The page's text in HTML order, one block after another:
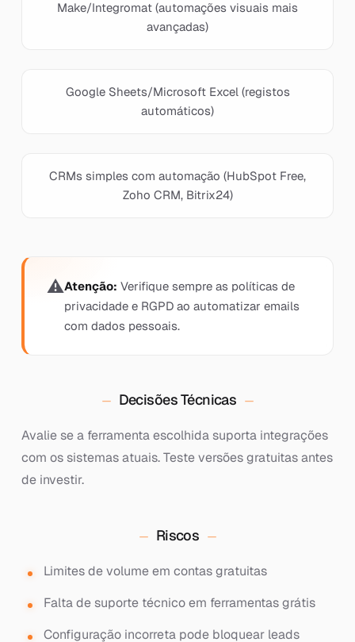
Make/Integromat (automações visuais mais
avançadas)
Google Sheets/Microsoft Excel (registos
automáticos)
CRMs simples com automação (HubSpot Free,
Zoho CRM, Bitrix24)
Atenção: Verifique sempre as políticas de
privacidade e RGPD ao automatizar emails
com dados pessoais.
Decisões Técnicas
Avalie se a ferramenta escolhida suporta integrações
com os sistemas atuais. Teste versões gratuitas antes
de investir.
Riscos
Limites de volume em contas gratuitas
Falta de suporte técnico em ferramentas grátis
Configuração incorreta pode bloquear leads